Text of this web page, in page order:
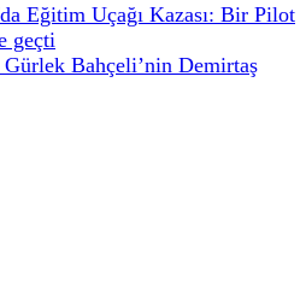
Eğitim Uçağı Kazası: Bir Pilot
geçti
Gürlek Bahçeli’nin Demirtaş